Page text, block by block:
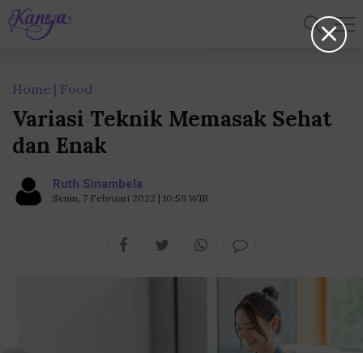
Home Food
Variasi Teknik Memasak Sehat
dan Enak
Ruth Sinambela
Senin, 7 Februari 2022 | 10:59 WIB